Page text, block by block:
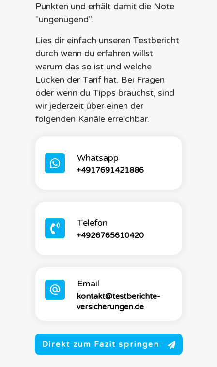
Punkten und erhält damit die Note
"ungenügend".
Lies dir einfach unseren Testbericht
durch wenn du erfahren willst
warum das so ist und welche
Lücken der Tarif hat. Bei Fragen
oder wenn du Tipps brauchst, sind
wir jederzeit über einen der
folgenden Kanäle erreichbar.
Whatsapp
+4917691421886
Telefon
+4926765610420
Email
kontakt@testberichte-
versicherungen.de
Direkt zum Fazit springen